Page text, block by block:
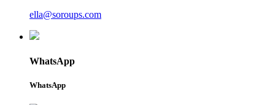
ella@soroups.com
WhatsApp
WhatsApp